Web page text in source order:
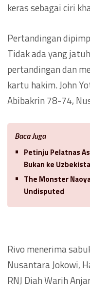
keras sebagai ciri
Pertandingan
Tidak ada yang
pertandingan dan
kartu hakim. John
Abibakrin 78-74,
Baca Juga
Petinju Pelatnas
Bukan ke
The Monster
Undisputed
Rivo menerima
Nusantara Jokowi,
RNJ Diah Warih